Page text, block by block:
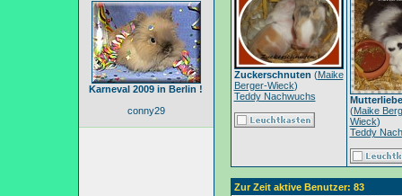
Karneval 2009 in Berlin !
conny29
Zuckerschnuten (Maike
Berger-Wieck)
Teddy Nachwuchs
Mutterliebe
(Maike
Wieck)
Teddy
Zur Zeit aktive Benutzer: 83